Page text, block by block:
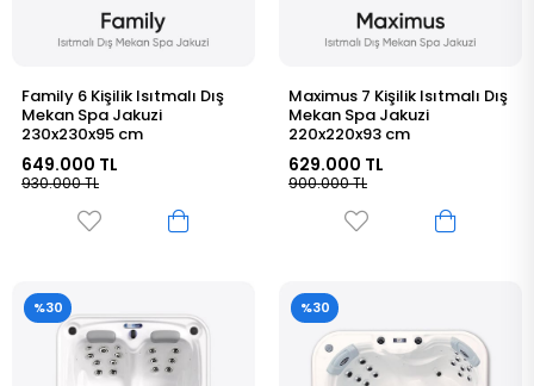
Family 6 Kişilik Isıtmalı Dış
Mekan Spa Jakuzi
230x230x95 cm
649.000 TL
930.000 TL
Maximus 7 Kişilik Isıtmalı Dış
Mekan Spa Jakuzi
220x220x93 cm
629.000 TL
900.000 TL
%30 %30